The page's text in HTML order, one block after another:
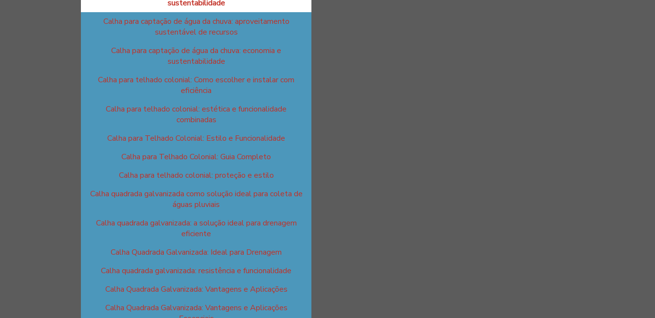
sustentabilidade
Calha para captação de água da chuva: aproveitamento
sustentável de recursos
Calha para captação de água da chuva: economia e
sustentabilidade
Calha para telhado colonial: Como escolher e instalar com
eficiência
Calha para telhado colonial: estética e funcionalidade
combinadas
Calha para Telhado Colonial: Estilo e Funcionalidade
Calha para Telhado Colonial: Guia Completo
Calha para telhado colonial: proteção e estilo
Calha quadrada galvanizada como solução ideal para coleta de
águas pluviais
Calha quadrada galvanizada: a solução ideal para drenagem
eficiente
Calha Quadrada Galvanizada: Ideal para Drenagem
Calha quadrada galvanizada: resistência e funcionalidade
Calha Quadrada Galvanizada: Vantagens e Aplicações
Calha Quadrada Galvanizada: Vantagens e Aplicações